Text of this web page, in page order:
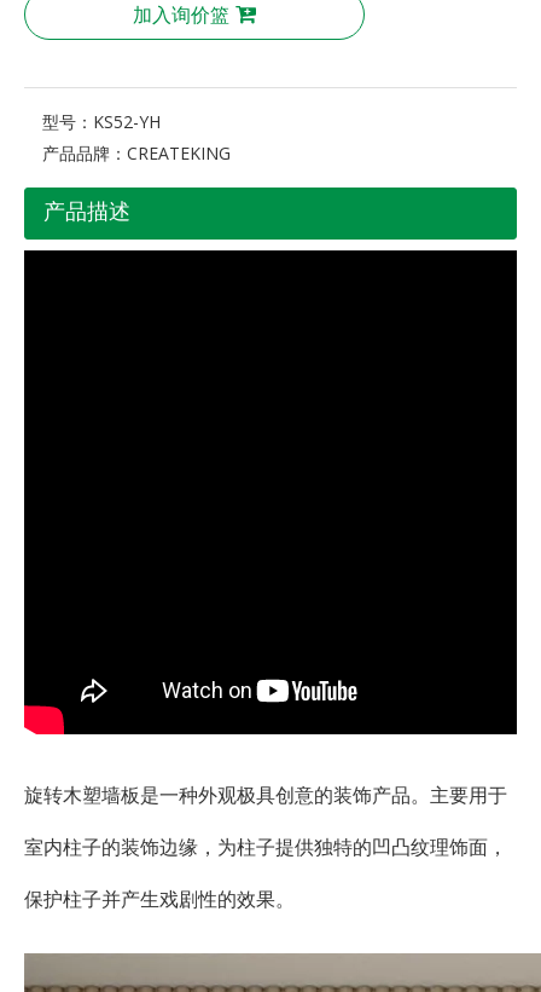
加入询价篮
型号： KS52-YH
产品品牌： CREATEKING
产品描述
旋转木塑墙板是一种外观极具创意的装饰产品。主要用于
室内柱子的装饰边缘，为柱子提供独特的凹凸纹理饰面，
保护柱子并产生戏剧性的效果。